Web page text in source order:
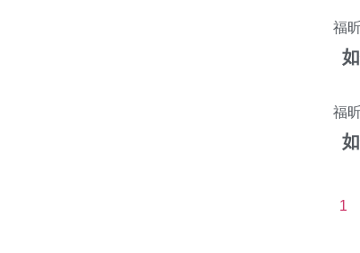
福
福
1